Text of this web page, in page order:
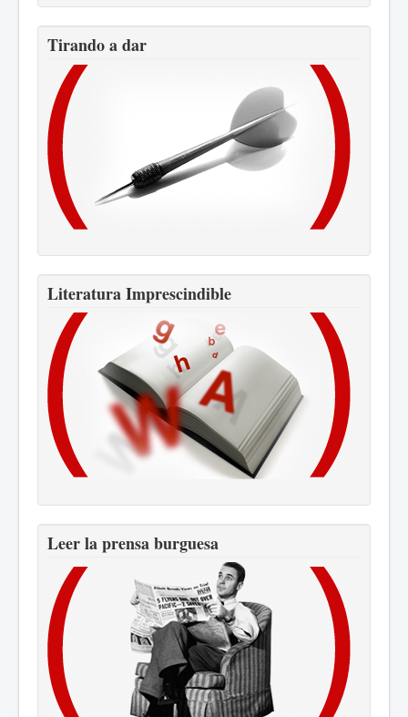
Tirando a dar
Literatura Imprescindible
Leer la prensa burguesa